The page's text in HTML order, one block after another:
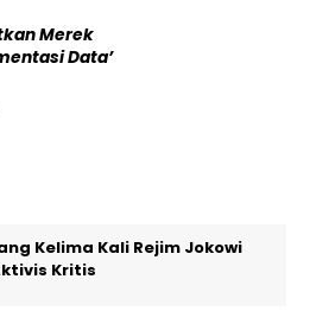
Merek
Data’
Kelima Kali Rejim Jokowi
Kritis